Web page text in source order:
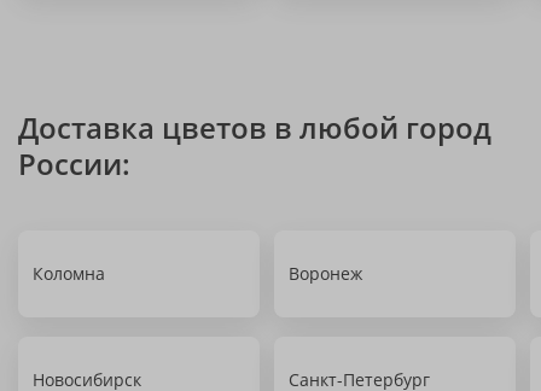
Доставка цветов в любой город
России:
Коломна Воронеж
Новосибирск Санкт-Петербург